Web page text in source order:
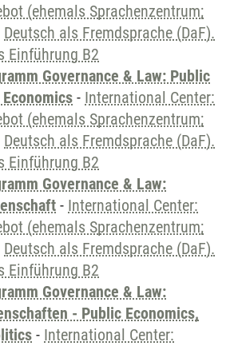
(ehemals Sprachenzentrum;
Deutsch als Fremdsprache (DaF).
Einführung B2
Governance & Law: Public
- International Center:
(ehemals Sprachenzentrum;
Deutsch als Fremdsprache (DaF).
Einführung B2
Governance & Law:
- International Center:
(ehemals Sprachenzentrum;
Deutsch als Fremdsprache (DaF).
Einführung B2
Governance & Law:
- Public Economics,
- International Center: